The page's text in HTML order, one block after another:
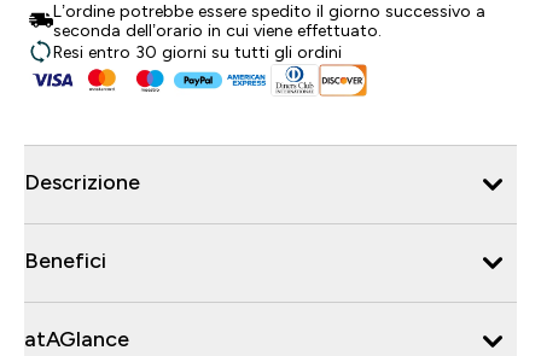
L’ordine potrebbe essere spedito il giorno successivo a
seconda dell’orario in cui viene effettuato.
Resi entro 30 giorni su tutti gli ordini
Descrizione
Benefici
atAGlance